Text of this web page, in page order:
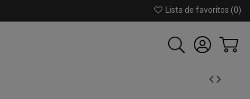
Lista de favoritos (0)